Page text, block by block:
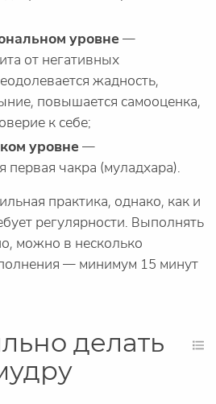
уровне—
от негативных
жадность,
повышается самооценка,
к себе;
уровне—
первая чакра (муладхара).
практика, однако, как и
регулярности. Выполнять
можно в несколько
— минимум 15 минут
делать